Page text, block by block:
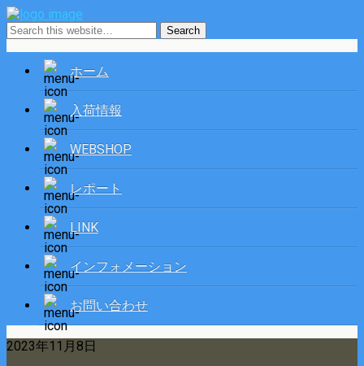
ホーム
入荷情報
WEBSHOP
レポート
LINK
インフォメーション
お問い合わせ
2023年11月8日